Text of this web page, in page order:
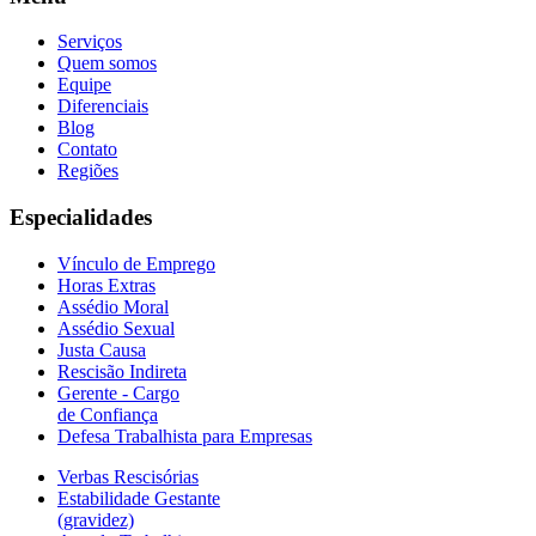
Serviços
Quem somos
Equipe
Diferenciais
Blog
Contato
Regiões
Especialidades
Vínculo de Emprego
Horas Extras
Assédio Moral
Assédio Sexual
Justa Causa
Rescisão Indireta
Gerente - Cargo
de Confiança
Defesa Trabalhista para Empresas
Verbas Rescisórias
Estabilidade Gestante
(gravidez)